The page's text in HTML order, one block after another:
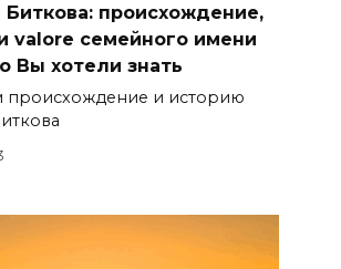
происхождение,
valore семейного имени
Вы хотели знать
происхождение и историю